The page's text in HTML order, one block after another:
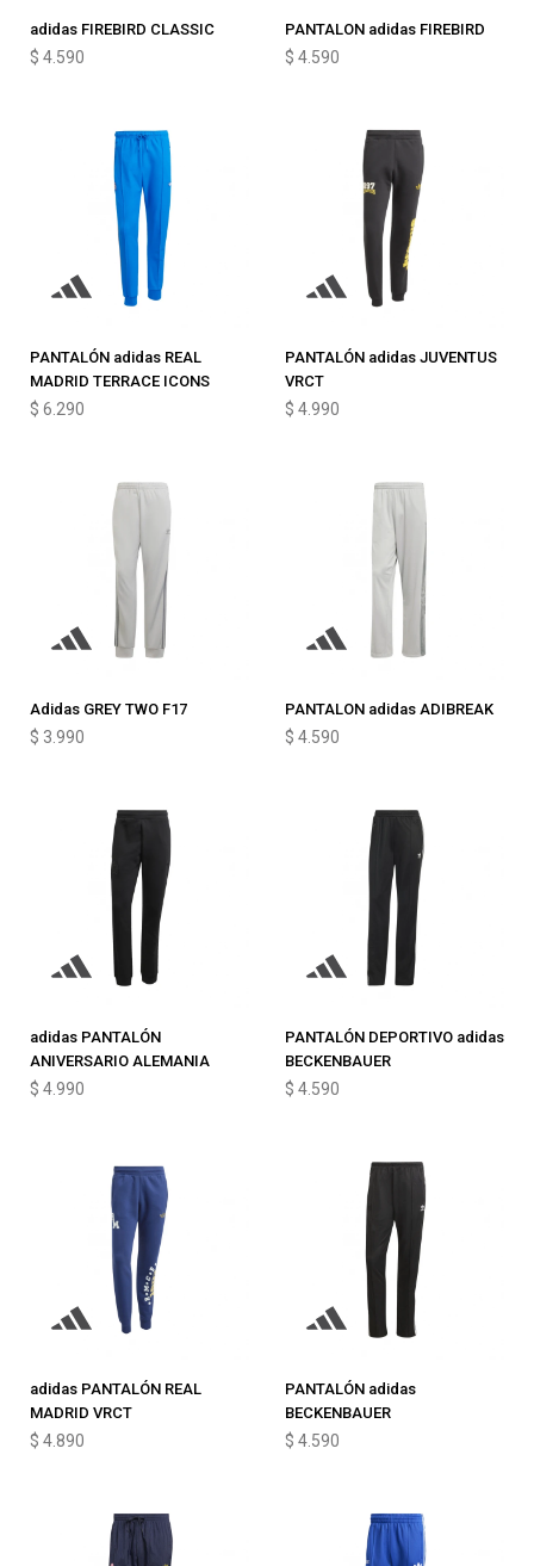
adidas FIREBIRD CLASSIC
$ 4.590
PANTALON adidas FIREBIRD
$ 4.590
PANTALÓN adidas REAL
MADRID TERRACE ICONS
$ 6.290
PANTALÓN adidas JUVENTUS
VRCT
$ 4.990
Adidas GREY TWO F17
$ 3.990
PANTALON adidas ADIBREAK
$ 4.590
adidas PANTALÓN
ANIVERSARIO ALEMANIA
$ 4.990
PANTALÓN DEPORTIVO adidas
BECKENBAUER
$ 4.590
adidas PANTALÓN REAL
MADRID VRCT
$ 4.890
PANTALÓN adidas
BECKENBAUER
$ 4.590